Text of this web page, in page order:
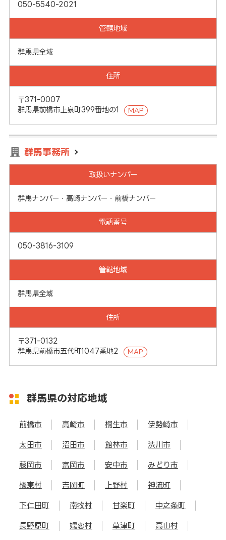
050-5540-2021
管轄地域
群馬県全域
住所
〒371-0007
群馬県前橋市上泉町399番地の1
MAP
群馬事務所
取扱いナンバー
群馬ナンバー・高崎ナンバー・前橋ナンバー
電話番号
050-3816-3109
管轄地域
群馬県全域
住所
〒371-0132
群馬県前橋市五代町1047番地2
MAP
群馬県の対応地域
前橋市 高崎市 桐生市 伊勢崎市
太田市 沼田市 館林市 渋川市
藤岡市 富岡市 安中市 みどり市
榛東村 吉岡町 上野村 神流町
下仁田町 南牧村 甘楽町 中之条町
長野原町 嬬恋村 草津町 高山村